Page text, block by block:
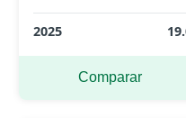
2025
Comparar